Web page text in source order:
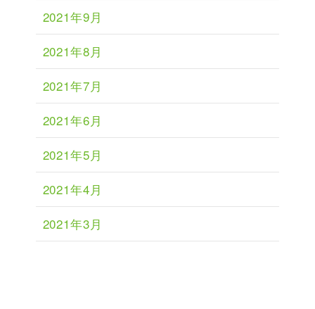
2021年9月
2021年8月
2021年7月
2021年6月
2021年5月
2021年4月
2021年3月